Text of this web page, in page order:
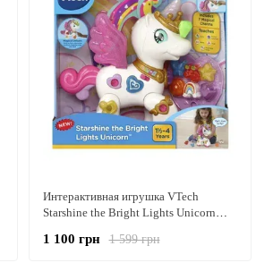
Интерактивная игрушка VTech
Starshine the Bright Lights Unicorn
светом УЦЕНКА1 599 грн
1 100 грн